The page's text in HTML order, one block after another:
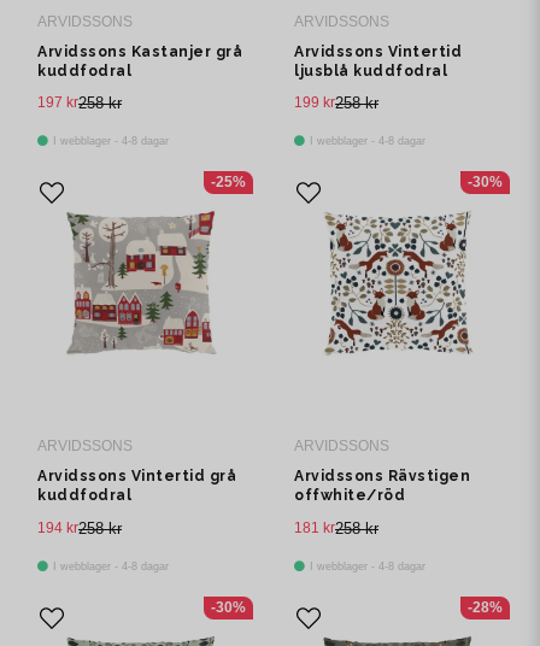
ARVIDSSONS
Arvidssons Kastanjer grå
kuddfodral
258 kr
197 kr
I webblager - 4-8 dagar
ARVIDSSONS
Arvidssons Vintertid
ljusblå kuddfodral
258 kr
199 kr
I webblager - 4-8 dagar
ARVIDSSONS
Arvidssons Vintertid grå
kuddfodral
258 kr
194 kr
I webblager - 4-8 dagar
-25%
ARVIDSSONS
Arvidssons Rävstigen
offwhite/röd
258 kr
181 kr
I webblager - 4-8 dagar
-30%
-30% -28%